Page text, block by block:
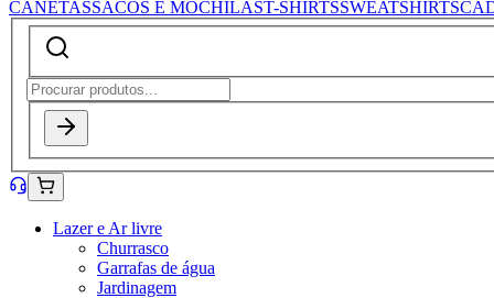
CANETASSACOS E MOCHILAST-SHIRTSSWEATSHIRTS
Lazer e Ar livre
Churrasco
Garrafas de água
Jardinagem